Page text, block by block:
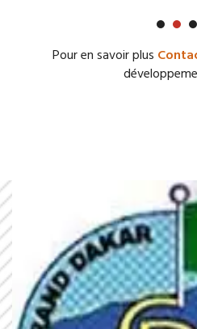
Pour en savoir plus